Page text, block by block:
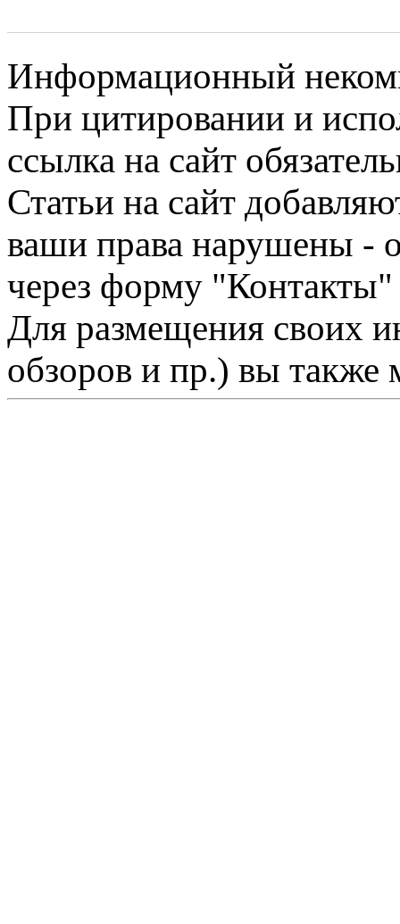
Информационный
При цитировании и
ссылка на сайт
Статьи на сайт
ваши права нарушены -
через форму "Контакты"
Для размещения своих
обзоров и пр.) вы также